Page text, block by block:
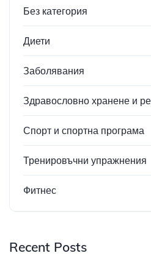
Без категория
Диети
Заболявания
Здравословно хранене и
Спорт и спортна програма
Тренировъчни упражнения
Фитнес
Recent Posts